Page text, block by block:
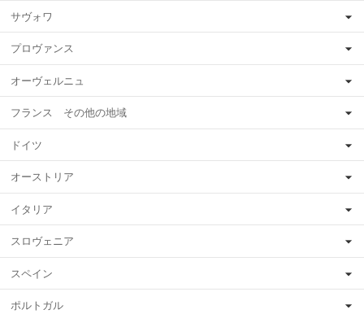
サヴォワ
プロヴァンス
オーヴェルニュ
フランス その他の地域
ドイツ
オーストリア
イタリア
スロヴェニア
スペイン
ポルトガル